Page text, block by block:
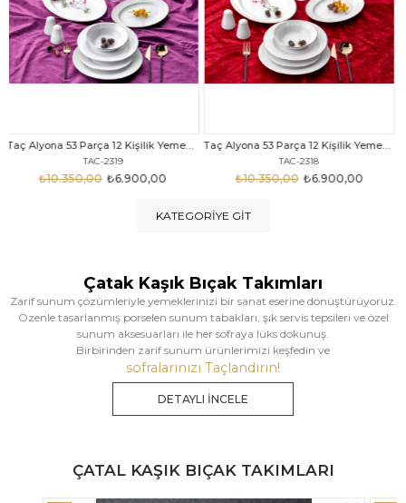
Taç Alyona 53 Parça 12 Kişilik Yemek Takımı Gold
TAC-2318
₺6.900,00
₺10.350,00
Taç Eliza Alyona 53 Parça 12 Kişilik Yemek Takımı Platin
TAC-2316
₺9.499,00
₺12.669,00
KATEGORIYE GIT
Çatak Kaşık Bıçak Takımları
Zarif sunum çözümleriyle yemeklerinizi bir sanat eserine dönüştürüyoruz.
Özenle tasarlanmış porselen sunum tabakları, şık servis tepsileri ve özel
sunum aksesuarları ile her sofraya lüks dokunuş.
Birbirinden zarif sunum ürünlerimizi keşfedin ve
sofralarınızı Taçlandırın!
DETAYLI İNCELE
ÇATAL KAŞIK BIÇAK TAKIMLARI